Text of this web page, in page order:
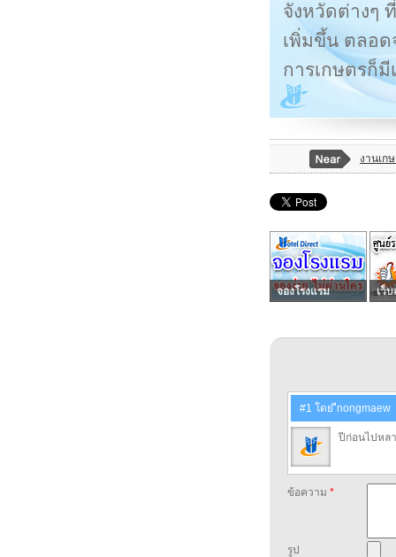
จังหวัดต่างๆ
เพิ่มขึ้น ตลอด
การเกษตรก็
งานเก
จองโรงแรม เว็บ
#1 โดย ืnongmaew
ปีก่อนไปหล
ข้อความ *
รูป